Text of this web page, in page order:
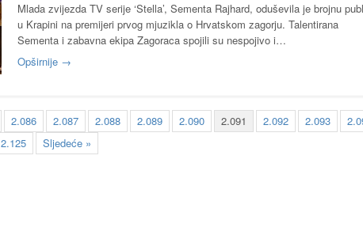
Mlada zvijezda TV serije ‘Stella’, Sementa Rajhard, oduševila je brojnu
u Krapini na premijeri prvog mjuzikla o Hrvatskom zagorju. Talentirana
Sementa i zabavna ekipa Zagoraca spojili su nespojivo i…
Opširnije →
2.086 2.087 2.088 2.089 2.090 2.091 2.092 2.093
2.125 Sljedeće »